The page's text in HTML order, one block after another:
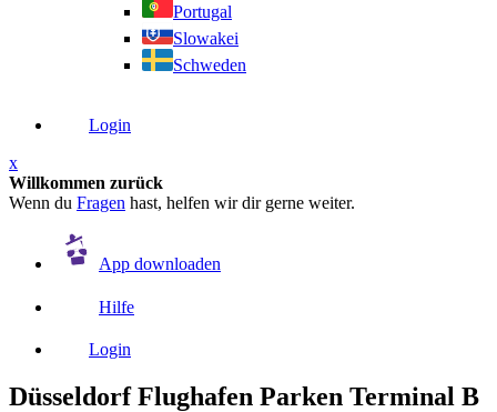
Portugal
Slowakei
Schweden
Login
x
Willkommen zurück
Wenn du Fragen hast, helfen wir dir gerne weiter.
App downloaden
Hilfe
Login
Düsseldorf Flughafen Parken Terminal B